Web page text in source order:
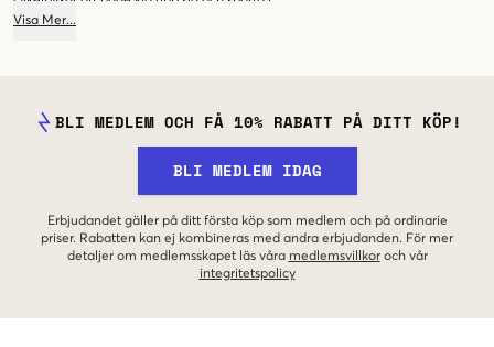
till exempel bra att matcha med
Visa Mer...
BLI MEDLEM OCH FÅ 10% RABATT PÅ DITT KÖP!
BLI MEDLEM IDAG
Erbjudandet gäller på ditt första köp som medlem och på ordinarie
priser. Rabatten kan ej kombineras med andra erbjudanden. För mer
detaljer om medlemsskapet läs våra medlemsvillkor och vår
integritetspolicy